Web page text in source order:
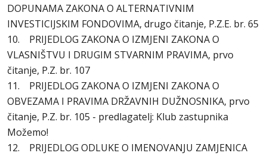
DOPUNAMA ZAKONA O ALTERNATIVNIM
INVESTICIJSKIM FONDOVIMA, drugo čitanje, P.Z.E. br. 65
10. PRIJEDLOG ZAKONA O IZMJENI ZAKONA O
VLASNIŠTVU I DRUGIM STVARNIM PRAVIMA, prvo
čitanje, P.Z. br. 107
11. PRIJEDLOG ZAKONA O IZMJENI ZAKONA O
OBVEZAMA I PRAVIMA DRŽAVNIH DUŽNOSNIKA, prvo
čitanje, P.Z. br. 105 - predlagatelj: Klub zastupnika
Možemo!
12. PRIJEDLOG ODLUKE O IMENOVANJU ZAMJENICA